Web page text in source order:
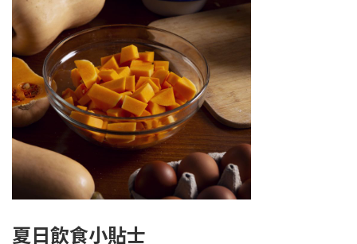
夏日飲食小貼士